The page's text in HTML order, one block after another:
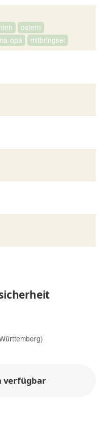
ostern
opa
mitbringsel
verfügbar